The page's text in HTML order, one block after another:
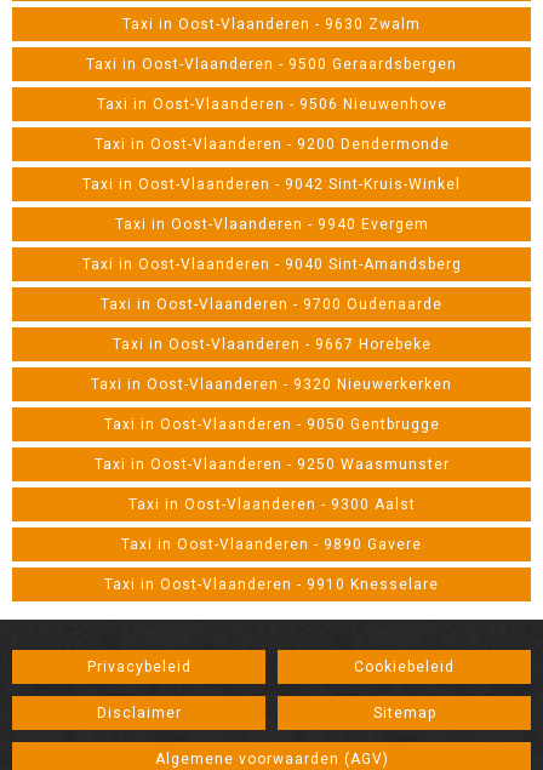
Taxi in Oost-Vlaanderen - 9630 Zwalm
Taxi in Oost-Vlaanderen - 9500 Geraardsbergen
Taxi in Oost-Vlaanderen - 9506 Nieuwenhove
Taxi in Oost-Vlaanderen - 9200 Dendermonde
Taxi in Oost-Vlaanderen - 9042 Sint-Kruis-Winkel
Taxi in Oost-Vlaanderen - 9940 Evergem
Taxi in Oost-Vlaanderen - 9040 Sint-Amandsberg
Taxi in Oost-Vlaanderen - 9700 Oudenaarde
Taxi in Oost-Vlaanderen - 9667 Horebeke
Taxi in Oost-Vlaanderen - 9320 Nieuwerkerken
Taxi in Oost-Vlaanderen - 9050 Gentbrugge
Taxi in Oost-Vlaanderen - 9250 Waasmunster
Taxi in Oost-Vlaanderen - 9300 Aalst
Taxi in Oost-Vlaanderen - 9890 Gavere
Taxi in Oost-Vlaanderen - 9910 Knesselare
Privacybeleid Cookiebeleid
Disclaimer Sitemap
Algemene voorwaarden (AGV)